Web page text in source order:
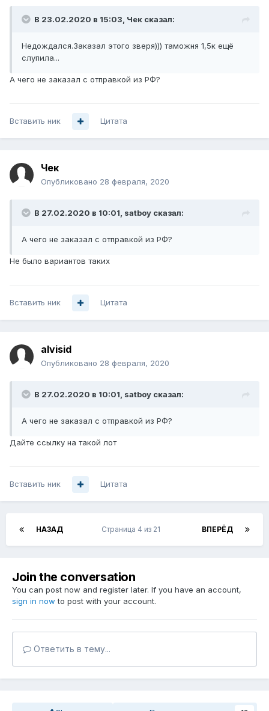
В 23.02.2020 в 15:03, Чек сказал:
Недождался.Заказал этого зверя))) таможня 1,5к ещё
слупила...
А чего не заказал с отправкой из РФ?
Вставить ник Цитата
Чек
Опубликовано 28 февраля, 2020
В 27.02.2020 в 10:01, satboy сказал:
А чего не заказал с отправкой из РФ?
Не было вариантов таких
Вставить ник Цитата
alvisid
Опубликовано 28 февраля, 2020
В 27.02.2020 в 10:01, satboy сказал:
А чего не заказал с отправкой из РФ?
Дайте ссылку на такой лот
Вставить ник Цитата
НАЗАД ВПЕРЁД
Страница 4 из 21
Join the conversation
You can post now and register later. If you have an account,
sign in now to post with your account.
Ответить в тему...